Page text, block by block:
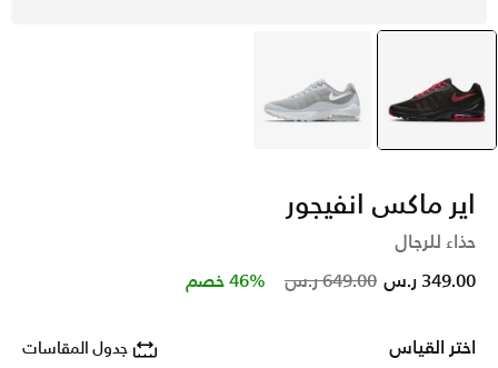
selected
رمادي رمادي
اير ماكس انفيجور
حذاء للرجال
Price reduced from
649.00 ر.س to 349.00 ر.س 46% خصم
اختر القياس جدول المقاسات